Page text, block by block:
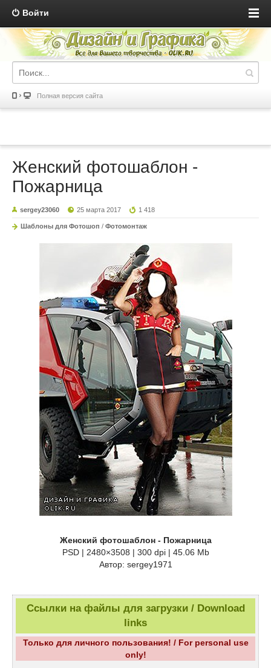
Войти
Полная версия сайта
Женский фотошаблон -
Пожарница
sergey23060 25 марта 2017 1 418
Шаблоны для Фотошоп / Фотомонтаж
Женский фотошаблон - Пожарница
PSD | 2480×3508 | 300 dpi | 45.06 Mb
Автор: sergey1971
Ссылки на файлы для загрузки / Download
links
Только для личного пользования! / For personal use
only!